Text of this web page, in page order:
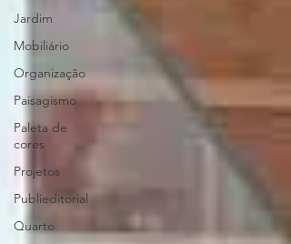
Jardim
Mobiliário
Organização
Paisagismo
Paleta de
cores
Projetos
Publieditorial
Quarto